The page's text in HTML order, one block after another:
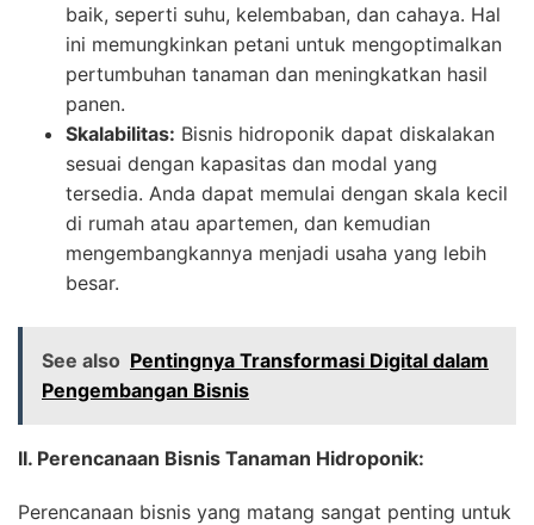
baik, seperti suhu, kelembaban, dan cahaya. Hal
ini memungkinkan petani untuk mengoptimalkan
pertumbuhan tanaman dan meningkatkan hasil
panen.
Skalabilitas: Bisnis hidroponik dapat diskalakan
sesuai dengan kapasitas dan modal yang
tersedia. Anda dapat memulai dengan skala kecil
di rumah atau apartemen, dan kemudian
mengembangkannya menjadi usaha yang lebih
besar.
See also Pentingnya Transformasi Digital dalam
Pengembangan Bisnis
II. Perencanaan Bisnis Tanaman Hidroponik:
Perencanaan bisnis yang matang sangat penting untuk